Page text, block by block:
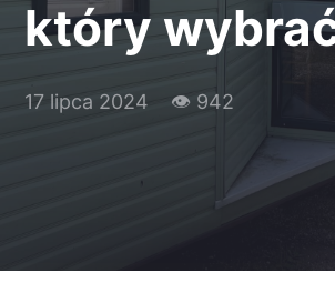
Kontakt
który
17 lipca 2024 👁 942